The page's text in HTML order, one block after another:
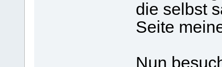
die selbst
Seite
Nun